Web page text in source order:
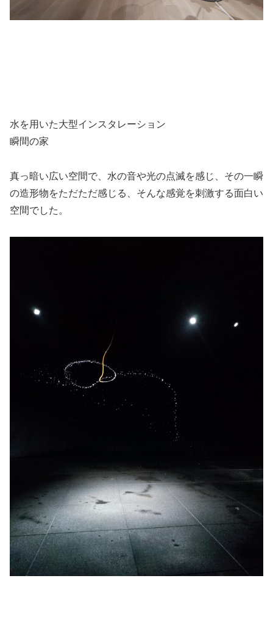
水を用いた大型インスタレーション
瞬間の家
真っ暗い広い空間で、水の音や光の点滅を感じ、その一瞬
の造形物をただただ感じる、そんな感覚を刺激する面白い
空間でした。